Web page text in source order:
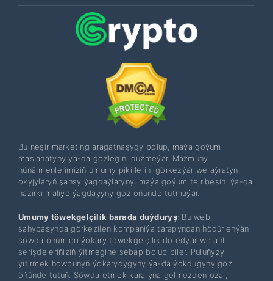
Bu neşir marketing aragatnaşygy bolup, maýa goýum
maslahatyny ýa-da gözlegini düzmeýär. Mazmuny
hünärmenlerimiziň umumy pikirlerini görkezýär we aýratyn
okyjylaryň şahsy ýagdaýlaryny, maýa goýum tejribesini ýa-da
häzirki maliýe ýagdaýyny göz öňünde tutmaýar.
Umumy töwekgelçilik barada duýduryş: Bu web
sahypasynda görkezilen kompaniýa tarapyndan hödürlenýän
söwda önümleri ýokary töwekgelçilik döredýär we ähli
serişdeleriňiziň ýitmegine sebäp bolup biler. Puluňyzy
ýitirmek howpunyň ýokarydygyny ýa-da ýokdugyny göz
öňünde tutuň. Söwda etmek kararyna gelmezden ozal,